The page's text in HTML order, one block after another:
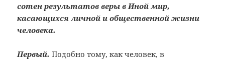
сотен результатов веры в Иной мир,
касающихся личной и общественной жизни
человека.
Первый.Подобно тому, как человек, в